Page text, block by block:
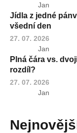
Jan
Jídla z jedné
všední den
27. 07. 2026
Jan
Plná čára vs.
rozdíl?
27. 07. 2026
Jan